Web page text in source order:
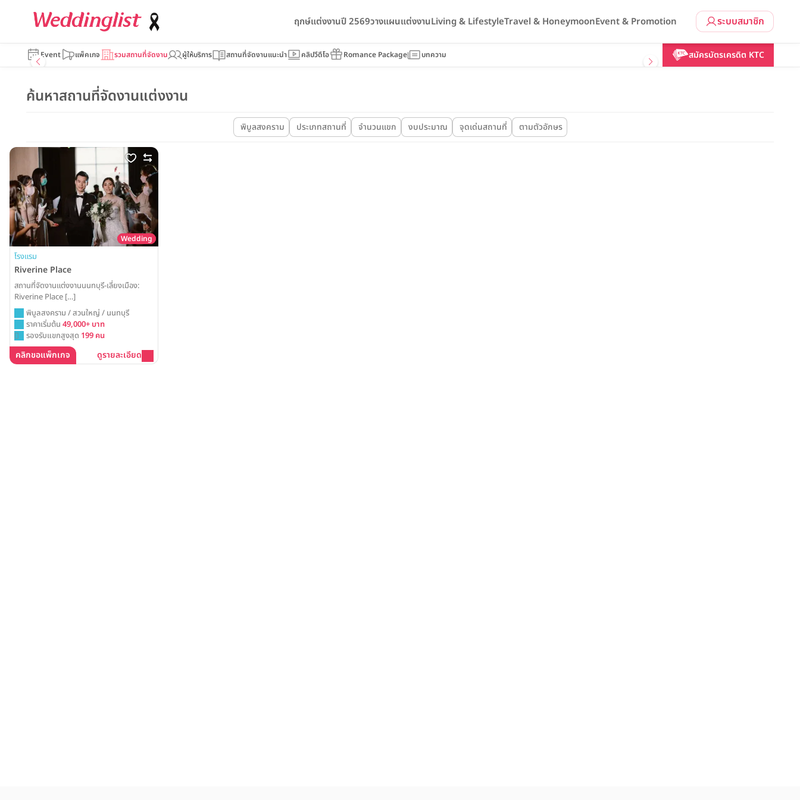
ระบบสมาชิก
ฤกษ์แต่งงานปี 2569วางแผนแต่งงานLiving & LifestyleTravel & HoneymoonEvent & Promotion
Event แพ็คเกจ รวมสถานที่จัดงาน ผู้ให้บริการ สถานที่จัดงานแนะนำ คลิปวีดีโอ Romance Package บทความ สมัครบัตรเครดิต KTC
ค้นหาสถานที่จัดงานแต่งงาน
พิบูลสงคราม ประเภทสถานที่ จำนวนแขก งบประมาณ จุดเด่นสถานที่ ตามตัวอักษร
Wedding
โรงแรม
Riverine Place
สถานที่จัดงานแต่งงานนนทบุรี-เลี่ยงเมือง:
Riverine Place […]
พิบูลสงคราม / สวนใหญ่ / นนทบุรี
ราคาเริ่มต้น 49,000+ บาท
รองรับแขกสูงสุด 199 คน
คลิกขอแพ็กเกจ ดูรายละเอียด